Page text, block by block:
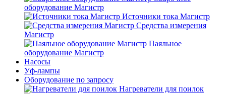
оборудование Магистр
Источники тока Магистр
Средства измерения
Магистр
Паяльное
оборудование Магистр
Насосы
Уф-лампы
Оборудование по запросу
Нагреватели для поилок